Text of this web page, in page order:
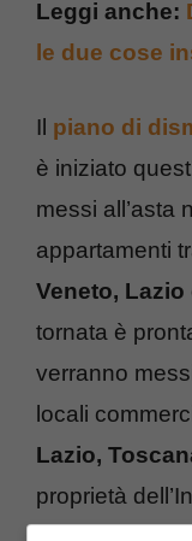
Leggi anche:
le due cose
Il piano di
è iniziato
messi all’asta
appartamenti
Veneto, Lazio
tornata è
verranno
locali
Lazio,
proprietà